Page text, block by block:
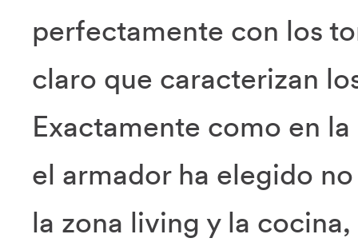
perfectamente con los
claro que caracterizan
Exactamente como en
el armador ha elegido
la zona living y la